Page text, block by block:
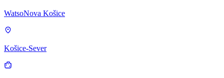
WatsoNova Košice
Košice-Sever